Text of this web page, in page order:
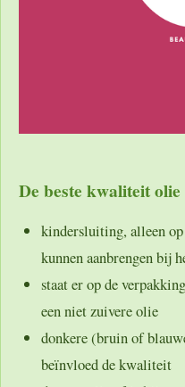
De beste kwaliteit olie
kindersluiting, alleen op
kunnen aanbrengen bij
staat er op de
een niet zuivere olie
donkere (bruin of
beïnvloed de kwaliteit